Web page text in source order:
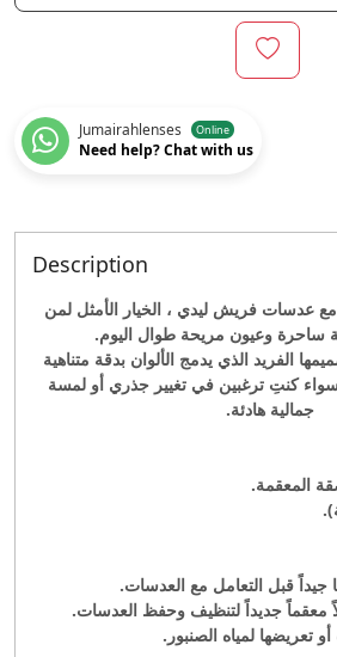
Jumairahlenses Online
Need help? Chat with us
Description
عدسات فريش ليدي ، الخيار الأمثل لمن
ساحرة وعيون مريحة طوال اليوم.
الفريد الذي يدمج الألوان بدقة متناهية
كنتِ ترغبين في تغيير جذري أو لمسة
جمالية هادئة.
المعقمة.